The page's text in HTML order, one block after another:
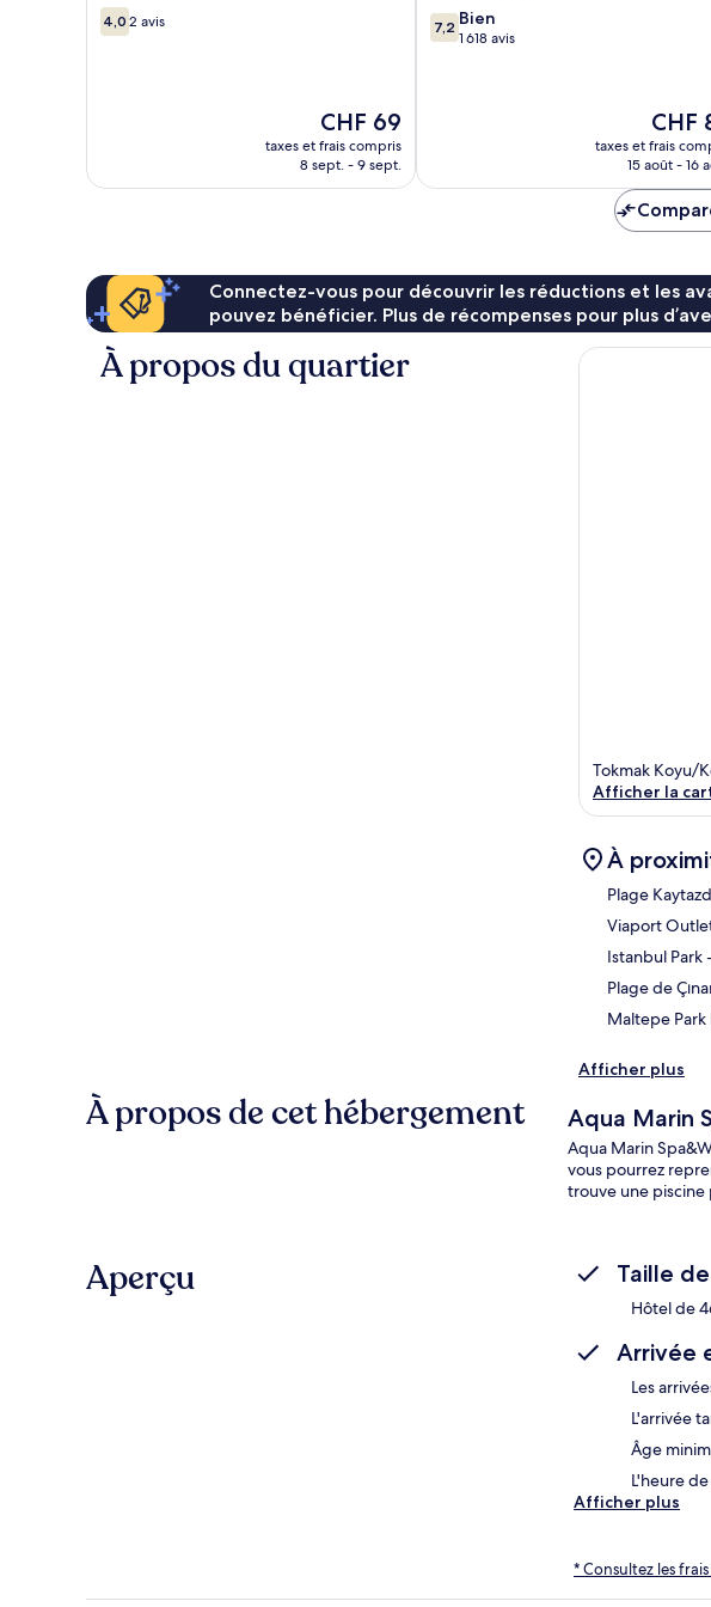
4.0
sur
4,0 2 avis
Le
nouveau
prix
CHF 69
taxes et frais compris
8 sept. - 9 sept.
7.2
sur
7,2 Bien
1 618 avis
Le
prix
de
CHF 87
CHF
taxes et frais
15 août - 16
Connectez-vous pour découvrir les réductions et les
pouvez bénéficier. Plus de récompenses pour plus
À propos du quartier
Tokmak Koyu/
Afficher la
À
Plage
Viaport
Istanbul Park
Plage de
Maltepe Park
Afficher plus
À propos de cet hébergement Aqua Marin
Aqua Marin
vous pourrez
trouve une piscine
Aperçu Taille
Hôtel de
Arrivée
Les
L'arrivée
Âge
L'heure
Afficher plus
* Consultez les